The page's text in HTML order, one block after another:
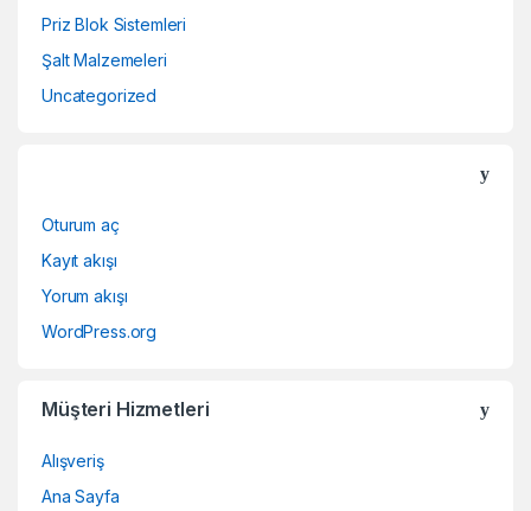
Priz Blok Sistemleri
Şalt Malzemeleri
Uncategorized
Oturum aç
Kayıt akışı
Yorum akışı
WordPress.org
Müşteri Hizmetleri
Alışveriş
Ana Sayfa